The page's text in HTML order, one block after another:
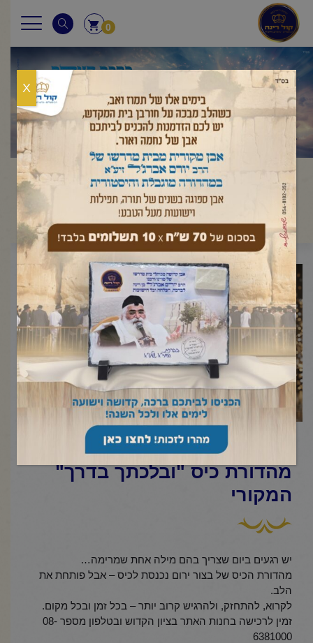
0
"ותורה יבקשו מפיהו כי מלאך ה'
צבאות הוא"
הרב יורם אברג'ל- בצור ירום
מהדורת כיס "ובלכתך בדרך"
המקורי
יש רגעים ביום שצריך בהם מילה אחת שמרימה…
מהדורת הכיס של בצור ירום נכנסת לכיס – אבל פותחת את
הלב.
לקרוא, להתחזק, ולהרגיש קרוב יותר – בכל זמן ובכל מקום.
זמין לרכישה בחנות האתר בציון הקדוש ובטלפון מספר 08-
6381000
X